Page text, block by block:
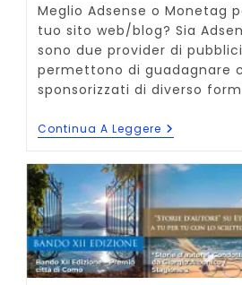
Meglio Adsense o Monetag
tuo sito web/blog? Sia
sono due provider di
permettono di guadagnare
sponsorizzati di diverso
Continua A Leggere Meglio
Adsense
Monetag?
Che
Non
Ti
Aspetti